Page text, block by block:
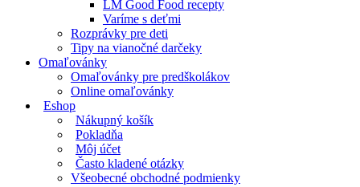
LM Good Food recepty
Varíme s deťmi
Rozprávky pre deti
Tipy na vianočné darčeky
Omaľovánky
Omaľovánky pre predškolákov
Online omaľovánky
Eshop
Nákupný košík
Pokladňa
Môj účet
Často kladené otázky
Všeobecné obchodné podmienky